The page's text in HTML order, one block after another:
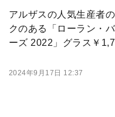
アルザスの人気生産者
クのある「ローラン・
ーズ 2022」グラス￥
2024年9月17日 12:37